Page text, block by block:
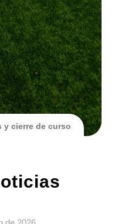
y cierre de curso